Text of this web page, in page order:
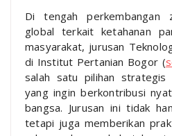
Di tengah perkembangan
global terkait ketahanan
masyarakat, jurusan
di Institut Pertanian Bogor (
salah satu pilihan strategis
yang ingin berkontribusi
bangsa. Jurusan ini tidak
tetapi juga memberikan